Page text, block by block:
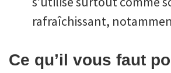
rafraîchissant,
Ce qu’il vous faut